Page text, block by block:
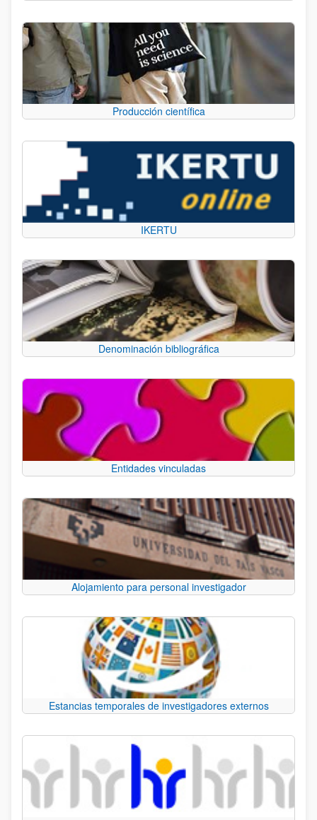
Producción científica
IKERTU
Denominación bibliográfica
Entidades vinculadas
Alojamiento para personal investigador
Estancias temporales de investigadores externos